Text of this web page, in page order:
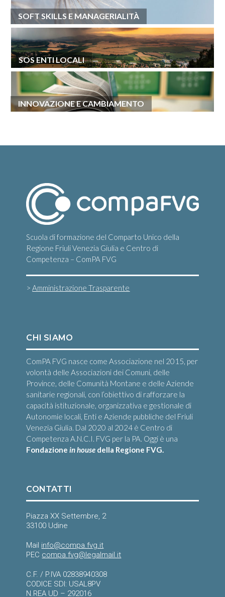
SOFT SKILLS E MANAGERIALITÀ
SOS ENTI LOCALI
INNOVAZIONE E CAMBIAMENTO
Scuola di formazione del Comparto Unico della
Regione Friuli Venezia Giulia e Centro di
Competenza – ComPA FVG
>Amministrazione Trasparente
CHI SIAMO
ComPA FVG nasce come Associazione nel 2015, per
volontà delle Associazioni dei Comuni, delle
Province, delle Comunità Montane e delle Aziende
sanitarie regionali, con l’obiettivo di rafforzare la
capacità istituzionale, organizzativa e gestionale di
Autonomie locali, Enti e Aziende pubbliche del Friuli
Venezia Giulia. Dal 2020 al 2024 è Centro di
Competenza A.N.C.I. FVG per la PA. Oggi è una
Fondazionein house della Regione FVG.
CONTATTI
Piazza XX Settembre, 2
33100 Udine
Mail info@compa.fvg.it
PEC compa.fvg@legalmail.it
C.F. / P.IVA 02838940308
CODICE SDI: USAL8PV
N.REA UD – 292016